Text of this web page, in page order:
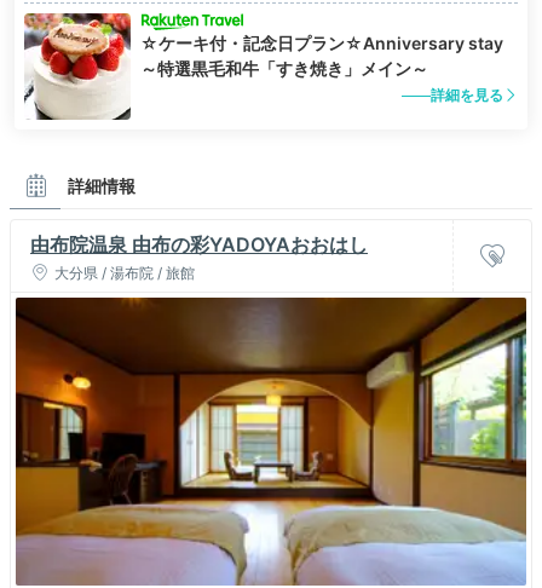
☆ケーキ付・記念日プラン☆Anniversary stay
～特選黒毛和牛「すき焼き」メイン～
詳細を見る
詳細情報
由布院温泉 由布の彩YADOYAおおはし
大分県 / 湯布院 / 旅館